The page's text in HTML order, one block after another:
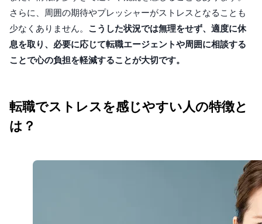
さらに、周囲の期待やプレッシャーがストレスとなることも
少なくありません。 こうした状況では無理をせず、適度に休
息を取り、必要に応じて転職エージェントや周囲に相談する
ことで心の負担を軽減することが大切です。
転職でストレスを感じやすい人の特徴と
は？